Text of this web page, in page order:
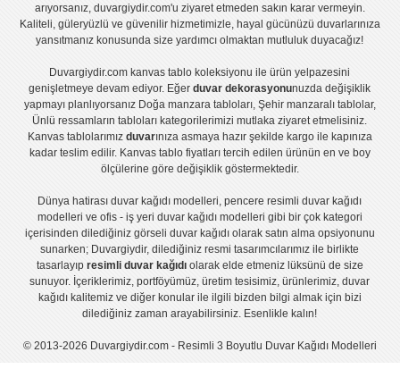
arıyorsanız, duvargiydir.com'u ziyaret etmeden sakın karar vermeyin.
Kaliteli, güleryüzlü ve güvenilir hizmetimizle, hayal gücünüzü duvarlarınıza
yansıtmanız konusunda size yardımcı olmaktan mutluluk duyacağız!
Duvargiydir.com kanvas tablo koleksiyonu ile ürün yelpazesini
genişletmeye devam ediyor. Eğerduvar dekorasyonunuzda değişiklik
yapmayı planlıyorsanız Doğa manzara tabloları, Şehir manzaralı tablolar,
Ünlü ressamların tabloları kategorilerimizi mutlaka ziyaret etmelisiniz.
Kanvas tablolarımız duvarınıza asmaya hazır şekilde kargo ile kapınıza
kadar teslim edilir. Kanvas tablo fiyatlarıtercih edilen ürünün en ve boy
ölçülerine göre değişiklik göstermektedir.
Dünya hatirası duvar kağıdı modelleri,pencere resimli duvar kağıdı
modelleri ve ofis - iş yeri duvar kağıdı modelleri gibi bir çok kategori
içerisinden dilediğiniz görseli duvar kağıdı olarak satın alma opsiyonunu
sunarken; Duvargiydir, dilediğiniz resmi tasarımcılarımız ile birlikte
tasarlayıp resimli duvar kağıdıolarak elde etmeniz lüksünü de size
sunuyor. İçeriklerimiz, portföyümüz, üretim tesisimiz, ürünlerimiz, duvar
kağıdı kalitemiz ve diğer konular ile ilgili bizden bilgi almak için bizi
dilediğiniz zaman arayabilirsiniz. Esenlikle kalın!
© 2013-2026 Duvargiydir.com - Resimli 3 Boyutlu Duvar Kağıdı Modelleri